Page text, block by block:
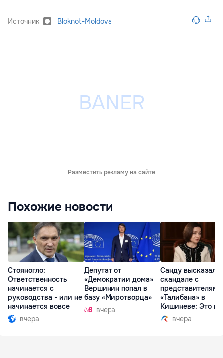
Источник Bloknot-Moldova
Разместить рекламу на сайте
Похожие новости
Стояногло:
Ответственность
начинается с
руководства - или не
начинается вовсе
вчера
Депутат от
«Демократии дома»
Вершинин попал в
базу «Миротворца»
вчера
Санду
скандале с
представителями
«Талибана» в
Кишиневе: Это
вчера